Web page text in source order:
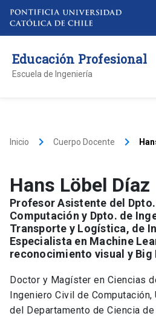
Educación Profesional
Escuela de Ingeniería
Inicio keyboard_arrow_right Cuerpo Docente keyboard_arrow_right
Hans Löbel Díaz
Profesor Asistente del
Computación y Dpto. de
Transporte y Logística, de
Especialista en Machine
reconocimiento visual y Big
Doctor y Magíster en Ciencias
Ingeniero Civil de
del Departamento de Ciencia